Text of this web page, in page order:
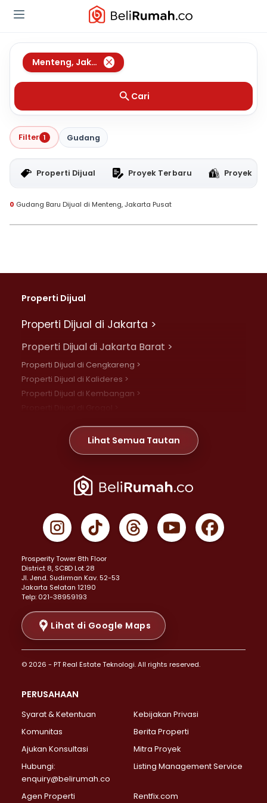
Menteng, Jakarta Pusat
Cari
Filter 1 Gudang
Properti Dijual Proyek Terbaru Proyek
0 Gudang Baru Dijual di Menteng, Jakarta Pusat
Properti Dijual
Properti Dijual di Jakarta >
Properti Dijual di Jakarta Barat >
Properti Dijual di Cengkareng >
Properti Dijual di Kalideres >
Properti Dijual di Kembangan >
Properti Dijual di Meruya >
Properti Dijual di Jelambar >
Properti Dijual di Jakarta Pusat >
Properti Dijual di Gambir >
Properti Dijual di Johar Baru >
Properti Dijual di Menteng >
Properti Dijual di Senen >
Properti Dijual di Tanah Abang >
Properti Dijual di Cikini >
Properti Dijual di Kramat >
Properti Dijual di Pasar Baru >
Properti Dijual di Bendungan Hilir >
Properti Dijual di Jakarta Selatan >
Properti Dijual di Lebak Bulus >
Properti Dijual di Gandaria Selatan >
Properti Dijual di Pondok Labu >
Properti Dijual di Lenteng Agung >
Properti Dijual di Senayan >
Properti Dijual di Pondok Pinang >
Lihat Semua Tautan
Prosperity Tower 8th Floor
District 8, SCBD Lot 28
JI. Jend. Sudirman Kav. 52-53
Jakarta Selatan 12190
Telp: 021-38959193
Lihat di Google Maps
© 2026 - PT Real Estate Teknologi. All rights reserved.
PERUSAHAAN
Syarat & Ketentuan
Kebijakan Privasi
Komunitas
Berita Properti
Ajukan Konsultasi
Mitra Proyek
Hubungi:
enquiry@belirumah.co
Listing Management Service
Agen Properti Rentfix.com